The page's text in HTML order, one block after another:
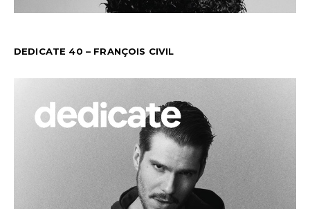
DEDICATE 40 – FRANÇOIS CIVIL